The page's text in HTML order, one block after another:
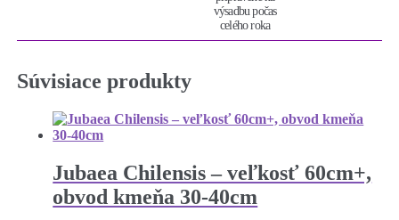
výsadbu počas
celého roka
Súvisiace produkty
Jubaea Chilensis – veľkosť 60cm+,
obvod kmeňa 30-40cm